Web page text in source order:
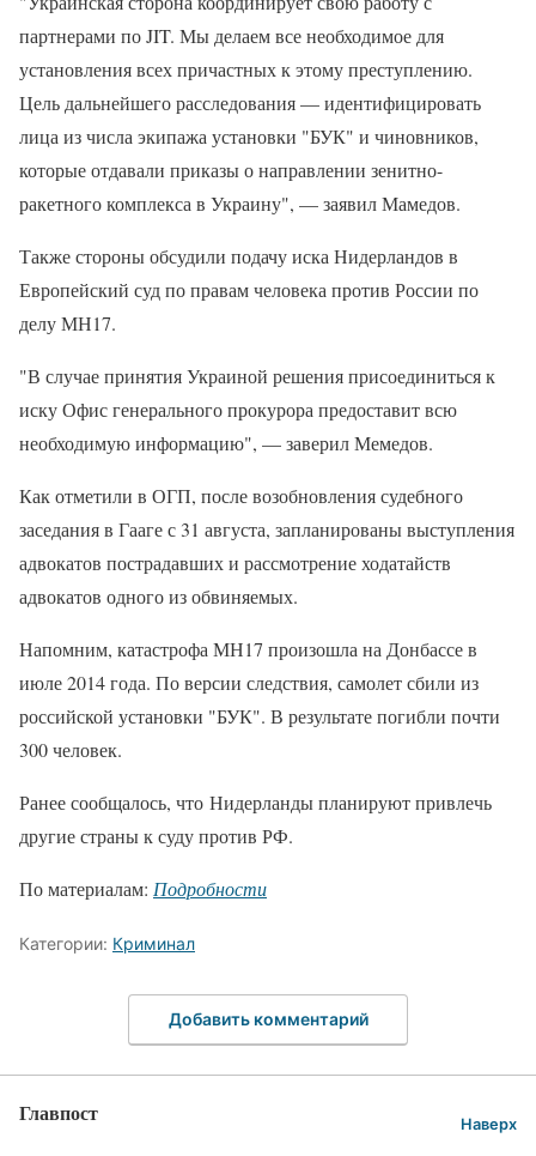
партнерами по JIT. Мы делаем все необходимое для
установления всех причастных к этому преступлению.
Цель дальнейшего расследования — идентифицировать
лица из числа экипажа установки "БУК" и чиновников,
которые отдавали приказы о направлении зенитно-
ракетного комплекса в Украину", — заявил Мамедов.
Также стороны обсудили подачу иска Нидерландов в
Европейский суд по правам человека против России по
делу МН17.
"В случае принятия Украиной решения присоединиться к
иску Офис генерального прокурора предоставит всю
необходимую информацию", — заверил Мемедов.
Как отметили в ОГП, после возобновления судебного
заседания в Гааге с 31 августа, запланированы выступления
адвокатов пострадавших и рассмотрение ходатайств
адвокатов одного из обвиняемых.
Напомним, катастрофа МН17 произошла на Донбассе в
июле 2014 года. По версии следствия, самолет сбили из
российской установки "БУК". В результате погибли почти
300 человек.
Ранее сообщалось, что Нидерланды планируют привлечь
другие страны к суду против РФ.
По материалам: Подробности
Категории: Криминал
Добавить комментарий
Главпост Наверх